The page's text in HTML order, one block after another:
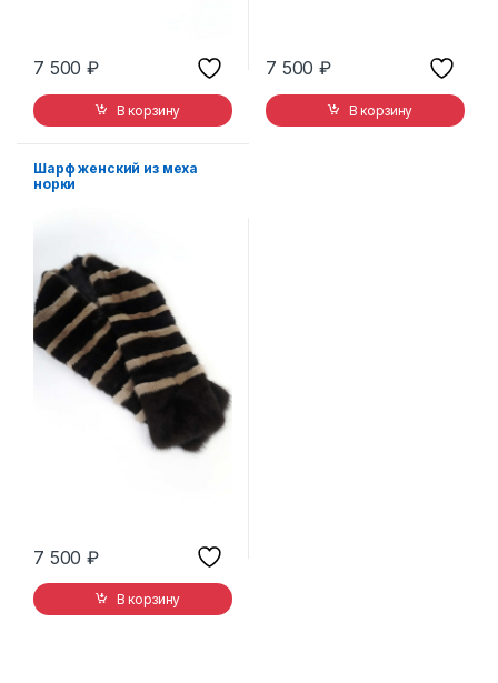
7 500₽
В корзину
7 500₽
В корзину
Шарф женский из меха
норки
7 500₽
В корзину